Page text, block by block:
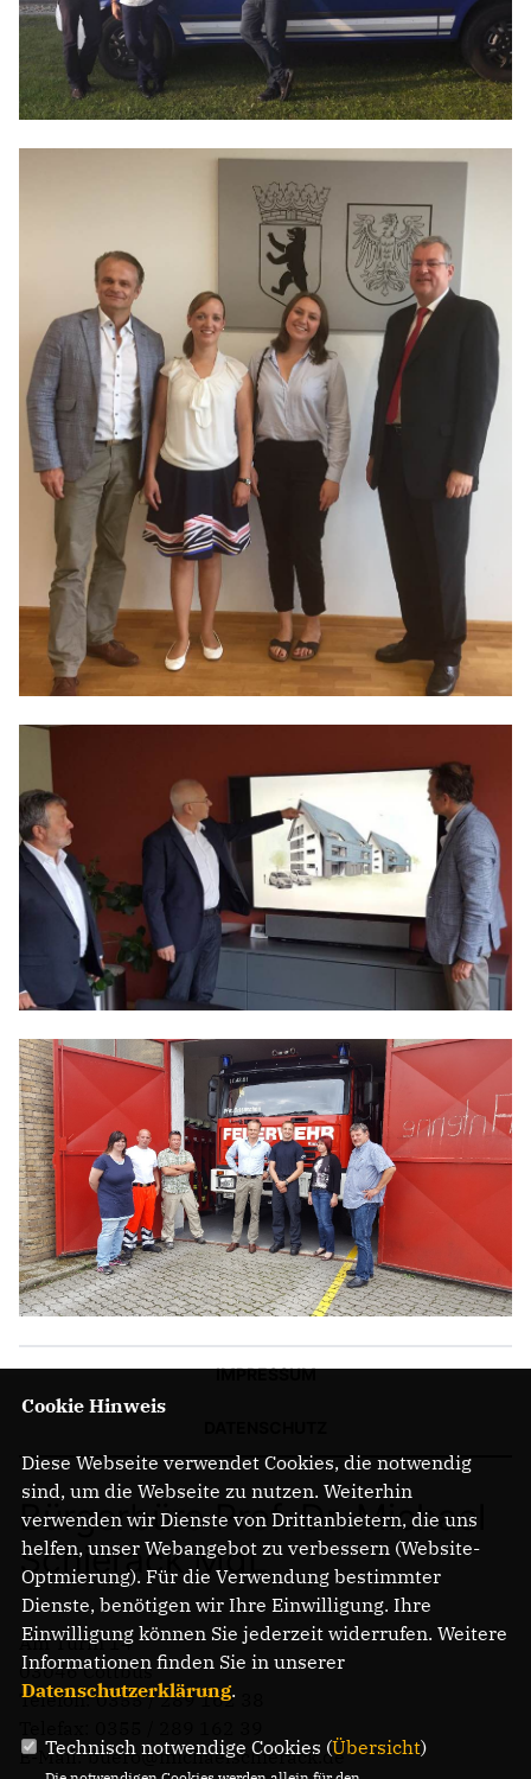
IMPRESSUM
Bürgerbüro Prof. Dr. Michael
Schierack MdL
Am Turm 14
03046 Cottbus
Telefon: 0355 / 289 162 38
E-Mail: buero@michaelschierack.de
Cookie Hinweis
Diese Webseite verwendet Cookies, die notwendig
sind, um die Webseite zu nutzen. Weiterhin
verwenden wir Dienste von Drittanbietern, die uns
helfen, unser Webangebot zu verbessern (Website-
Optmierung). Für die Verwendung bestimmter
Dienste, benötigen wir Ihre Einwilligung. Ihre
Einwilligung können Sie jederzeit widerrufen. Weitere
Informationen finden Sie in unserer
Datenschutzerklärung.
Technisch notwendige Cookies (Übersicht)